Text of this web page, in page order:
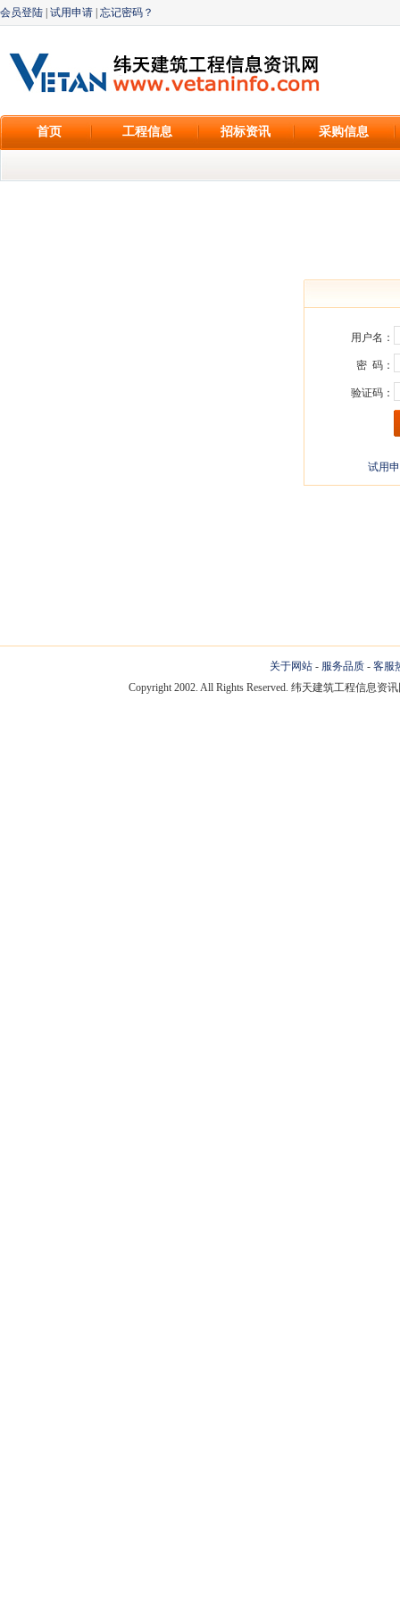
会员登陆 试用申请 忘记密码？
首页 工程信息 招标资讯 采购信息
用户名：
密 码：
验证码：
试用
关于网站 - 服务品质 - 客服
Copyright 2002. All Rights Reserved. 纬天建筑工程信息资